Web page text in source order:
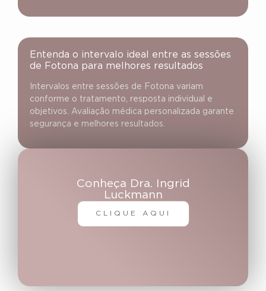
Entenda o intervalo ideal entre as sessões
de Fotona para melhores resultados
Intervalos entre sessões de Fotona variam
conforme o tratamento, resposta individual e
objetivos. Avaliação médica personalizada garante
segurança e melhores resultados.
Conheça Dra. Ingrid
Luckmann
CLIQUE AQUI